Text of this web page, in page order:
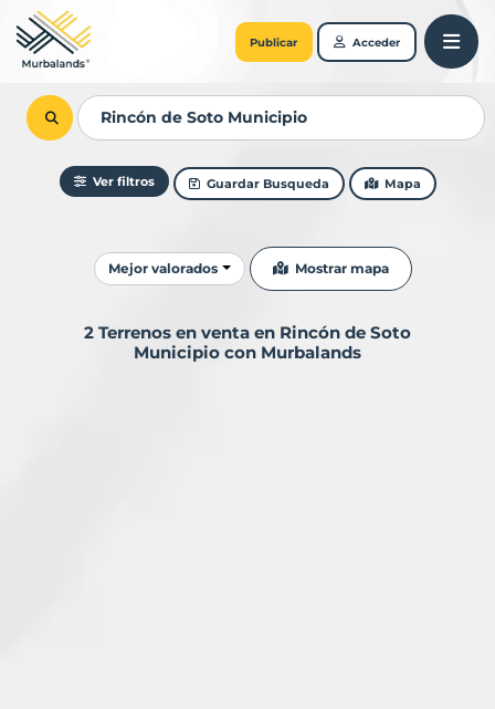
Publicar Acceder
Ver filtros Guardar Busqueda Mapa
Ordenar resultados
Mejor valorados Mostrar mapa
2 Terrenos en venta en Rincón de Soto
Municipio con Murbalands